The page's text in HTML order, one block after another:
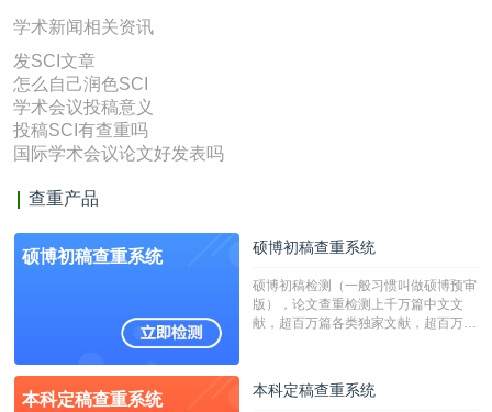
学术新闻相关资讯
发SCI文章
怎么自己润色SCI
学术会议投稿意义
投稿SCI有查重吗
国际学术会议论文好发表吗
查重产品
硕博初稿查重系统 硕博初稿查重系统
硕博初稿检测（一般习惯叫做硕博预审
版），论文查重检测上千万篇中文文
献，超百万篇各类独家文献，超百万港
校用来检测硕博论文的系统，检测范围
广，数据来源真实，检测算法合理!本
本科定稿查重系统 本科定稿查重系统